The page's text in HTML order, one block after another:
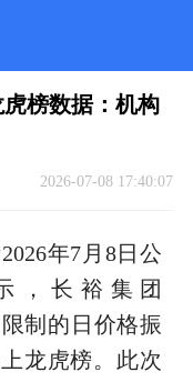
虎榜数据：机构
2026-07-08 17:40:07
年7月8日公
，长裕集团
限制的日价格振
龙虎榜。此次